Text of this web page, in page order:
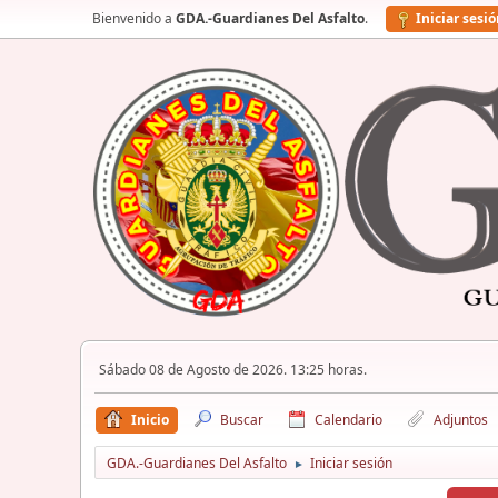
Bienvenido a GDA.-Guardianes Del Asfalto. Iniciar
Sábado 08 de Agosto de 2026. 13:25 horas.
Inicio Buscar Calendario Adjuntos
GDA.-Guardianes Del Asfalto ► Iniciar sesión